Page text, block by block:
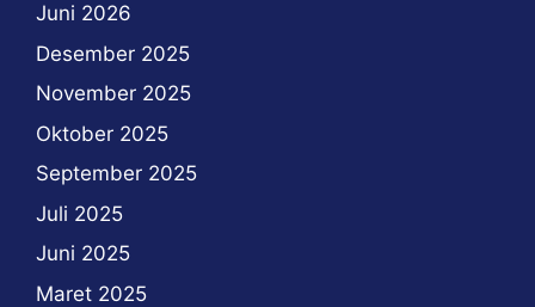
Juni 2026
Desember 2025
November 2025
Oktober 2025
September 2025
Juli 2025
Juni 2025
Maret 2025